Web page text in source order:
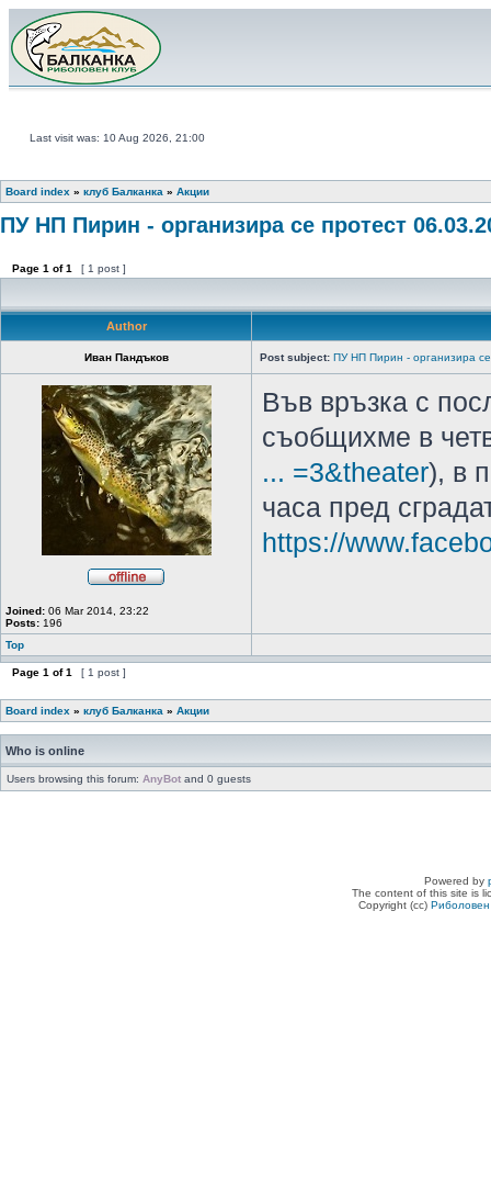
Last visit was: 10 Aug 2026, 21:00
Board index » клуб Балканка » Акции
ПУ НП Пирин - организира се протест
Page 1 of1 [ 1 post ]
Author
Иван Пандъков Post subject: ПУ НП Пирин - организира
Joined: 06 Mar 2014, 23:22
Posts: 196
Във връзка с
съобщихме в
... =3&theater), в
часа пред
https://
Top
Page 1 of1 [ 1 post ]
Board index » клуб Балканка » Акции
Who is online
Users browsing this forum: AnyBot and 0 guests
Powered by
The content of this site is
Copyright (cc)